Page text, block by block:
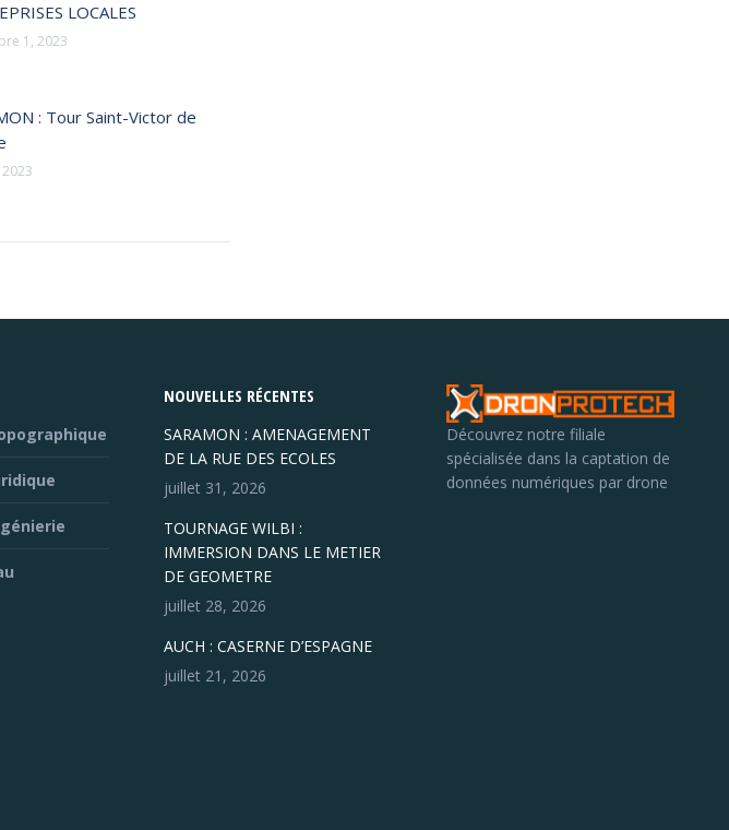
LOCALES
1, 2023
: Tour Saint-Victor de
NOUVELLES RÉCENTES
SARAMON : AMENAGEMENT
DE LA RUE DES ECOLES
juillet 31, 2026
TOURNAGE WILBI :
IMMERSION DANS LE METIER
DE GEOMETRE
juillet 28, 2026
AUCH : CASERNE D’ESPAGNE
juillet 21, 2026
Découvrez notre filiale
spécialisée dans la captation de
données numériques par drone